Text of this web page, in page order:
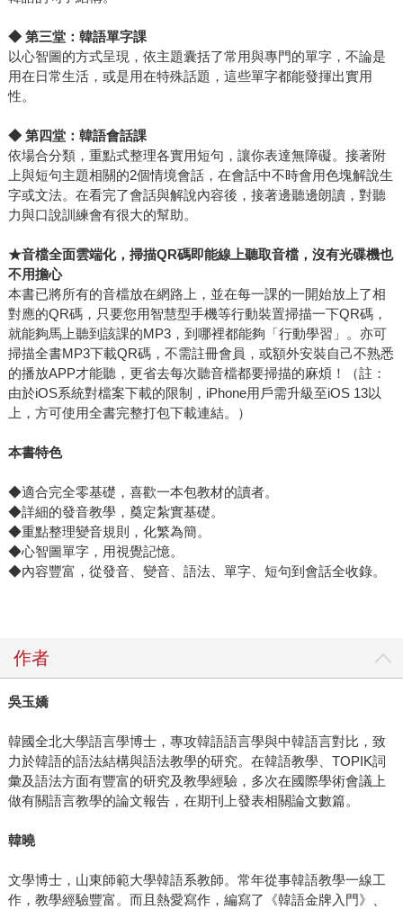
◆ 第三堂：韓語單字課
以心智圖的方式呈現，依主題囊括了常用與專門的單字，不論是
用在日常生活，或是用在特殊話題，這些單字都能發揮出實用
性。
◆ 第四堂：韓語會話課
依場合分類，重點式整理各實用短句，讓你表達無障礙。接著附
上與短句主題相關的2個情境會話，在會話中不時會用色塊解說生
字或文法。在看完了會話與解說內容後，接著邊聽邊朗讀，對聽
力與口說訓練會有很大的幫助。
★音檔全面雲端化，掃描QR碼即能線上聽取音檔，沒有光碟機也
不用擔心
本書已將所有的音檔放在網路上，並在每一課的一開始放上了相
對應的QR碼，只要您用智慧型手機等行動裝置掃描一下QR碼，
就能夠馬上聽到該課的MP3，到哪裡都能夠「行動學習」。亦可
掃描全書MP3下載QR碼，不需註冊會員，或額外安裝自己不熟悉
的播放APP才能聽，更省去每次聽音檔都要掃描的麻煩！（註：
由於iOS系統對檔案下載的限制，iPhone用戶需升級至iOS 13以
上，方可使用全書完整打包下載連結。）
本書特色
◆適合完全零基礎，喜歡一本包教材的讀者。
◆詳細的發音教學，奠定紮實基礎。
◆重點整理變音規則，化繁為簡。
◆心智圖單字，用視覺記憶。
◆內容豐富，從發音、變音、語法、單字、短句到會話全收錄。
作者
吳玉嬌
韓國全北大學語言學博士，專攻韓語語言學與中韓語言對比，致
力於韓語的語法結構與語法教學的研究。在韓語教學、TOPIK詞
彙及語法方面有豐富的研究及教學經驗，多次在國際學術會議上
做有關語言教學的論文報告，在期刊上發表相關論文數篇。
韓曉
文學博士，山東師範大學韓語系教師。常年從事韓語教學一線工
作，教學經驗豐富。而且熱愛寫作，編寫了《韓語金牌入門》、